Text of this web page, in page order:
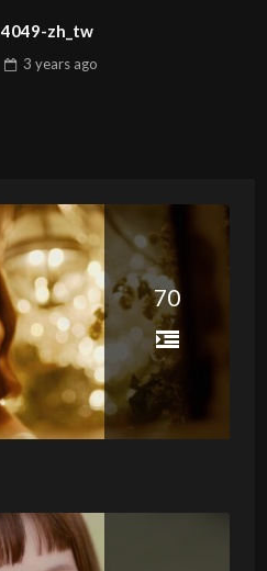
4049-zh_tw
3 years ago
70